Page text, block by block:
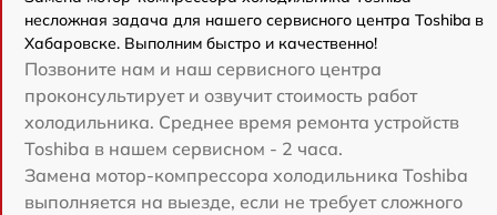
несложная задача для нашего сервисного центра Toshiba в
Хабаровске. Выполним быстро и качественно!
Позвоните нам и наш сервисного центра
проконсультирует и озвучит стоимость работ
холодильника. Среднее время ремонта устройств
Toshiba в нашем сервисном - 2 часа.
Замена мотор-компрессора холодильника Toshiba
выполняется на выезде, если не требует сложного